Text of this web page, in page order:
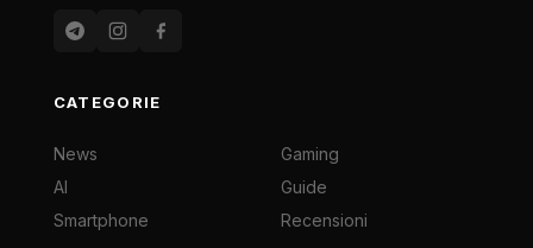
CATEGORIE
News
AI
Smartphone
Gaming
Guide
Recensioni